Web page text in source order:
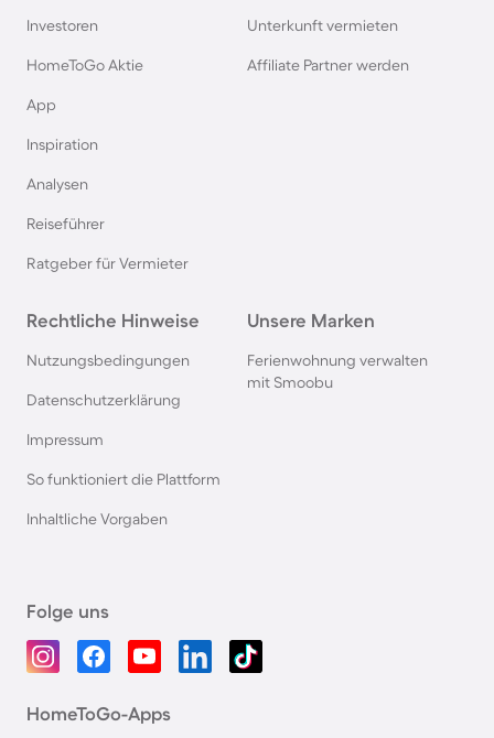
Investoren
HomeToGo Aktie
App
Inspiration
Analysen
Reiseführer
Ratgeber für Vermieter
Unterkunft vermieten
Affiliate Partner werden
Rechtliche Hinweise
Nutzungsbedingungen
Datenschutzerklärung
Impressum
So funktioniert die Plattform
Inhaltliche Vorgaben
Unsere Marken
Ferienwohnung verwalten
mit Smoobu
Folge uns
HomeToGo-Apps